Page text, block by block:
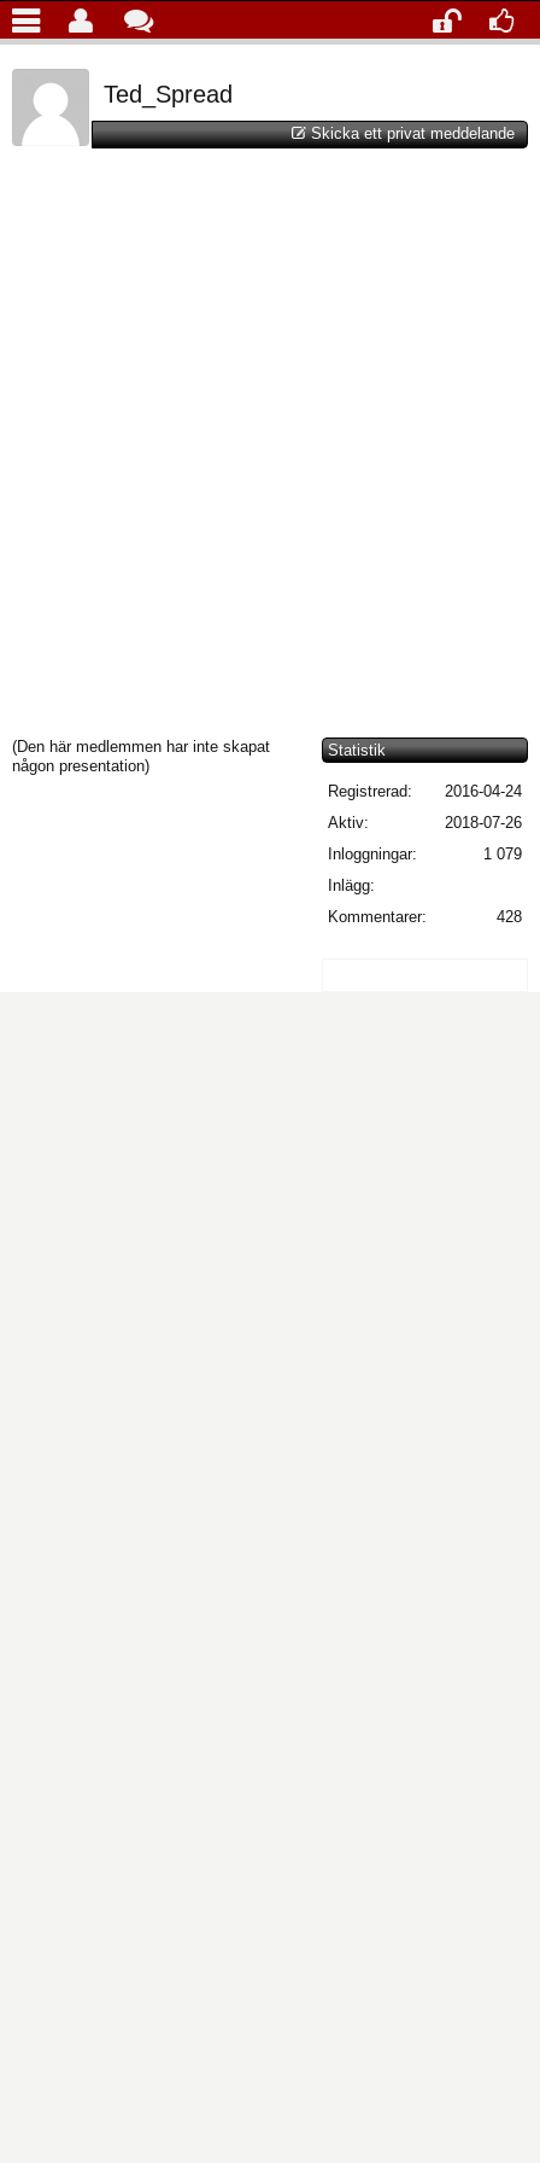
Ted_Spread
Skicka ett privat meddelande
(Den här medlemmen har inte skapat
någon presentation)
Statistik
Registrerad:
2016-04-24
Aktiv:
2018-07-26
Inloggningar:
1 079
Inlägg:
Kommentarer:
428